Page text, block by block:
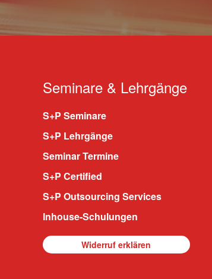
Seminare & Lehrgänge
S+P Seminare
S+P Lehrgänge
Seminar Termine
S+P Certified
S+P Outsourcing Services
Inhouse-Schulungen
Widerruf erklären